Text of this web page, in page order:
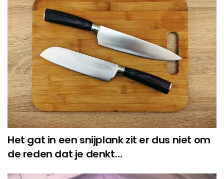
Het gat in een snijplank zit er dus niet om
de reden dat je denkt…